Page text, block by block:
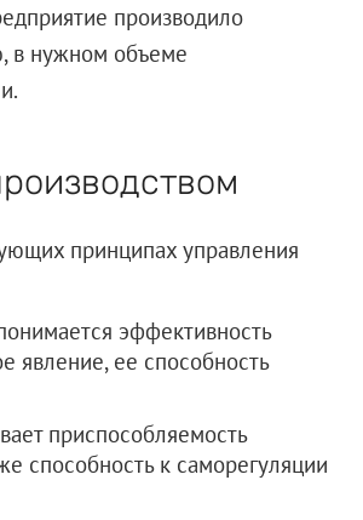
производило
в нужном объеме
принципах управления
эффективность
явление, ее способность
приспособляемость
способность к саморегуляции